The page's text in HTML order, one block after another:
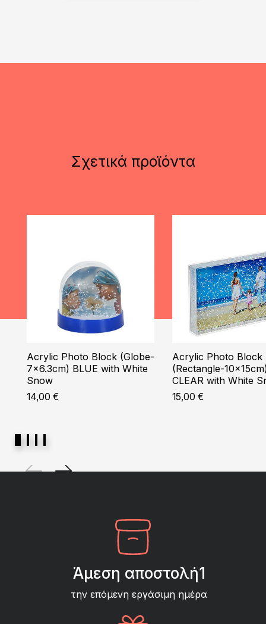
Σχετικά προϊόντα
Acrylic Photo Block (Globe-
7×6.3cm) BLUE with White
Snow
14,00 €
Acrylic Photo Block
(Rectangle-
CLEAR with White
15,00 €
Άμεση αποστολή1
την επόμενη εργάσιμη ημέρα